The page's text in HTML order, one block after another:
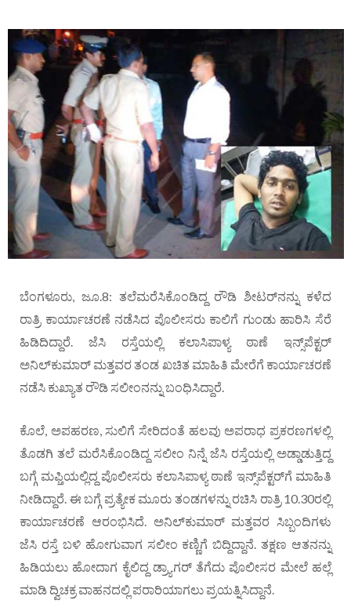
ಬೆಂಗಳೂರು, ಜೂ.8: ತಲೆಮರೆಸಿಕೊಂಡಿದ್ದ ರೌಡಿ ಶೀಟರ್‌ನನ್ನು ಕಳೆದ
ರಾತ್ರಿ ಕಾರ್ಯಾಚರಣೆ ನಡೆಸಿದ ಪೊಲೀಸರು ಕಾಲಿಗೆ ಗುಂಡು ಹಾರಿಸಿ ಸೆರೆ
ಹಿಡಿದಿದ್ದಾರೆ. ಜೆಸಿ ರಸ್ತೆಯಲ್ಲಿ ಕಲಾಸಿಪಾಳ್ಯ ಠಾಣೆ ಇನ್ಸ್‌ಪೆಕ್ಟರ್
ಅನಿಲ್‌ಕುಮಾರ್ ಮತ್ತವರ ತಂಡ ಖಚಿತ ಮಾಹಿತಿ ಮೇರೆಗೆ ಕಾರ್ಯಾಚರಣೆ
ನಡೆಸಿ ಕುಖ್ಯಾತ ರೌಡಿ ಸಲೀಂನನ್ನು ಬಂಧಿಸಿದ್ದಾರೆ.
ಕೊಲೆ, ಅಪಹರಣ, ಸುಲಿಗೆ ಸೇರಿದಂತೆ ಹಲವು ಅಪರಾಧ ಪ್ರಕರಣಗಳಲ್ಲಿ
ತೊಡಗಿ ತಲೆ ಮರೆಸಿಕೊಂಡಿದ್ದ ಸಲೀಂ ನಿನ್ನೆ ಜೆಸಿ ರಸ್ತೆಯಲ್ಲಿ ಅಡ್ಡಾಡುತ್ತಿದ್ದ
ಬಗ್ಗೆ ಮಫ್ತಿಯಲ್ಲಿದ್ದ ಪೊಲೀಸರು ಕಲಾಸಿಪಾಳ್ಯ ಠಾಣೆ ಇನ್ಸ್‌ಪೆಕ್ಟರ್‌ಗೆ ಮಾಹಿತಿ
ನೀಡಿದ್ದಾರೆ. ಈ ಬಗ್ಗೆ ಪ್ರತ್ಯೇಕ ಮೂರು ತಂಡಗಳನ್ನು ರಚಿಸಿ ರಾತ್ರಿ 10.30ರಲ್ಲಿ
ಕಾರ್ಯಾಚರಣೆ ಆರಂಭಿಸಿದೆ. ಅನಿಲ್‌ಕುಮಾರ್ ಮತ್ತವರ ಸಿಬ್ಬಂದಿಗಳು
ಜೆಸಿ ರಸ್ತೆ ಬಳಿ ಹೋಗುವಾಗ ಸಲೀಂ ಕಣ್ಣಿಗೆ ಬಿದ್ದಿದ್ದಾನೆ. ತಕ್ಷಣ ಆತನನ್ನು
ಹಿಡಿಯಲು ಹೋದಾಗ ಕೈಲಿದ್ದ ಡ್ರ್ಯಾಗರ್ ತೆಗೆದು ಪೊಲೀಸರ ಮೇಲೆ ಹಲ್ಲೆ
ಮಾಡಿ ದ್ವಿಚಕ್ರ ವಾಹನದಲ್ಲಿ ಪರಾರಿಯಾಗಲು ಪ್ರಯತ್ನಿಸಿದ್ದಾನೆ.